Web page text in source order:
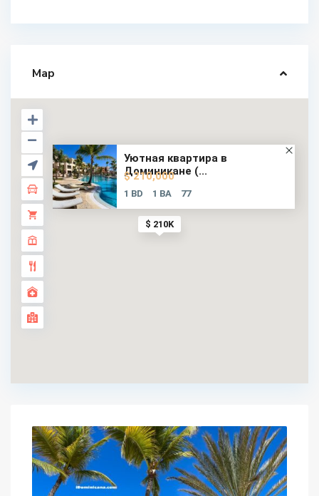
Map
$ 210K
Уютная квартира в
Доминикане (...
$ 210,000
1 BD 1 BA 77